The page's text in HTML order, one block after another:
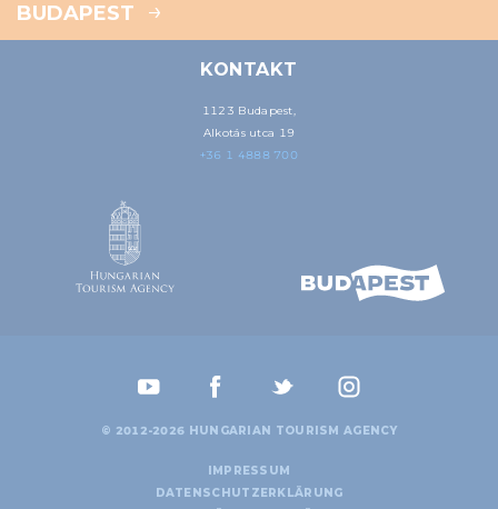
BUDAPEST
KONTAKT
1123 Budapest,
Alkotás utca 19
+36 1 4888 700
© 2012-2026 HUNGARIAN TOURISM AGENCY
IMPRESSUM
DATENSCHUTZERKLÄRUNG